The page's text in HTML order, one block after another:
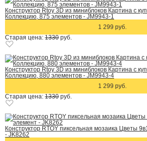
Конструктор Rtoy 3D из миниблоков Картина с
Коллекцию, 875 элементов - JM9943-1
1 299 руб.
Старая цена: 1330 руб.
Конструктор Rtoy 3D из миниблоков Картина с
Коллекцию, 880 элементов - JM9943-4
1 299 руб.
Старая цена: 1330 руб.
Конструктор RTOY пиксельная мозаика Цветы
- JK8262